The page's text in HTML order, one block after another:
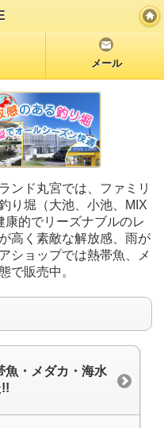
メール
ンド丸宮では、ファミリ
り堀（大池、小池、MIX
的でリーズナブルのレ
高く素敵な解放感、雨が
ショップでは熱帯魚、メ
で販売中。
魚・メダカ・海水